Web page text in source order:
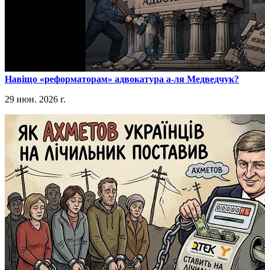
​Навіщо «реформаторам» адвокатура а-ля Медведчук?
29 июн. 2026 г.